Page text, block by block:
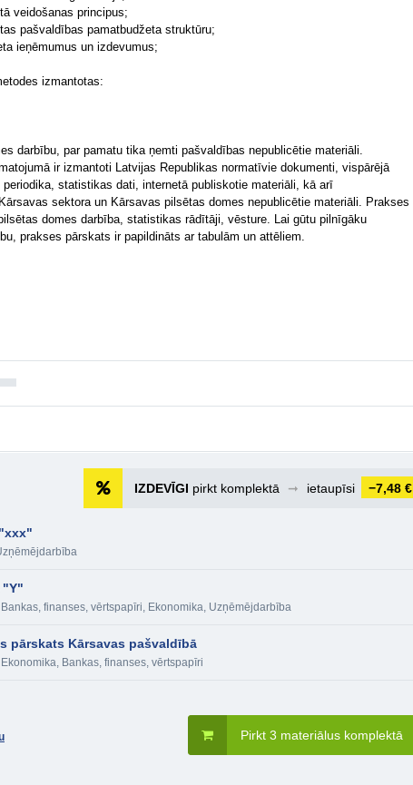
veidošanas principus;
pašvaldības pamatbudžeta struktūru;
ieņēmumus un izdevumus;
izmantotas:
darbību, par pamatu tika ņemti pašvaldības nepublicētie materiāli.
ir izmantoti Latvijas Republikas normatīvie dokumenti, vispārējā
statistikas dati, internetā publiskotie materiāli, kā arī
sektora un Kārsavas pilsētas domes nepublicētie materiāli. Prakses
domes darbība, statistikas rādītāji, vēsture. Lai gūtu pilnīgāku
prakses pārskats ir papildināts ar tabulām un attēliem.
IZDEVĪGI pirkt komplektā ➞ ietaupīsi −7,48 €
"Y"
Bankas, finanses, vērtspapīri, Ekonomika, Uzņēmējdarbība
pārskats Kārsavas pašvaldībā
Ekonomika, Bankas, finanses, vērtspapīri
Pirkt 3 materiālus komplektā